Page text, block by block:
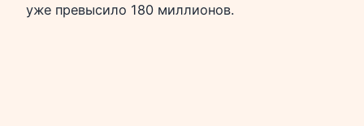
уже превысило 180 миллионов.